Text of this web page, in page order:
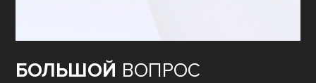
БОЛЬШОЙ ВОПРОС